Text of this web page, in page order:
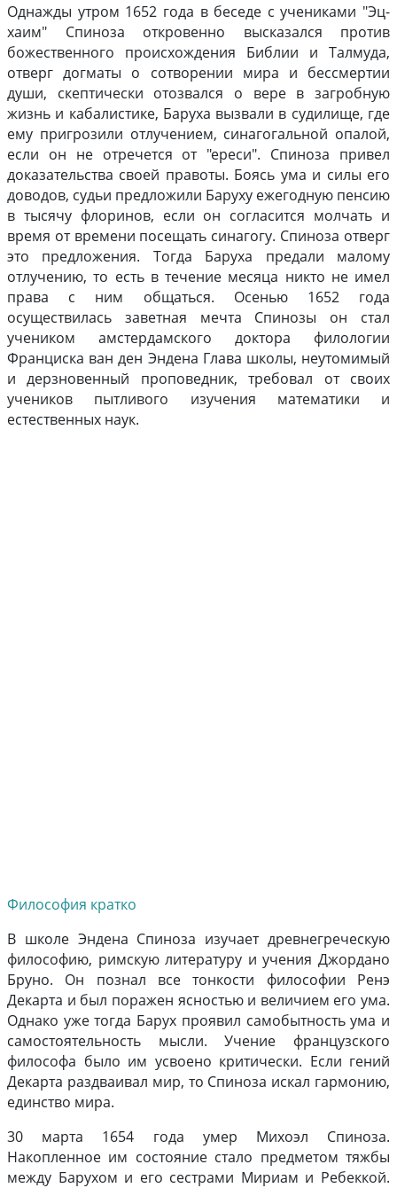
Однажды утром 1652 года в беседе с учениками "Эц-
хаим" Спиноза откровенно высказался против
божественного происхождения Библии и Талмуда,
отверг догматы о сотворении мира и бессмертии
души, скептически отозвался о вере в загробную
жизнь и кабалистике, Баруха вызвали в судилище, где
ему пригрозили отлучением, синагогальной опалой,
если он не отречется от "ереси". Спиноза привел
доказательства своей правоты. Боясь ума и силы его
доводов, судьи предложили Баруху ежегодную пенсию
в тысячу флоринов, если он согласится молчать и
время от времени посещать синагогу. Спиноза отверг
это предложения. Тогда Баруха предали малому
отлучению, то есть в течение месяца никто не имел
права с ним общаться. Осенью 1652 года
осуществилась заветная мечта Спинозы он стал
учеником амстердамского доктора филологии
Франциска ван ден Эндена Глава школы, неутомимый
и дерзновенный проповедник, требовал от своих
учеников пытливого изучения математики и
естественных наук.
Философия кратко
В школе Эндена Спиноза изучает древнегреческую
философию, римскую литературу и учения Джордано
Бруно. Он познал все тонкости философии Ренэ
Декарта и был поражен ясностью и величием его ума.
Однако уже тогда Барух проявил самобытность ума и
самостоятельность мысли. Учение французского
философа было им усвоено критически. Если гений
Декарта раздваивал мир, то Спиноза искал гармонию,
единство мира.
30 марта 1654 года умер Михоэл Спиноза.
Накопленное им состояние стало предметом тяжбы
между Барухом и его сестрами Мириам и Ребеккой.